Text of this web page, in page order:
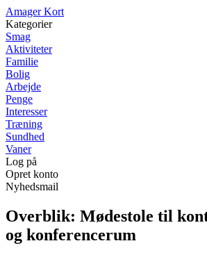
AmagerKort
Kategorier
Smag
Aktiviteter
Familie
Bolig
Arbejde
Penge
Interesser
Træning
Sundhed
Vaner
Log på
Opret konto
Nyhedsmail
Overblik: Mødestole til
og konferencerum